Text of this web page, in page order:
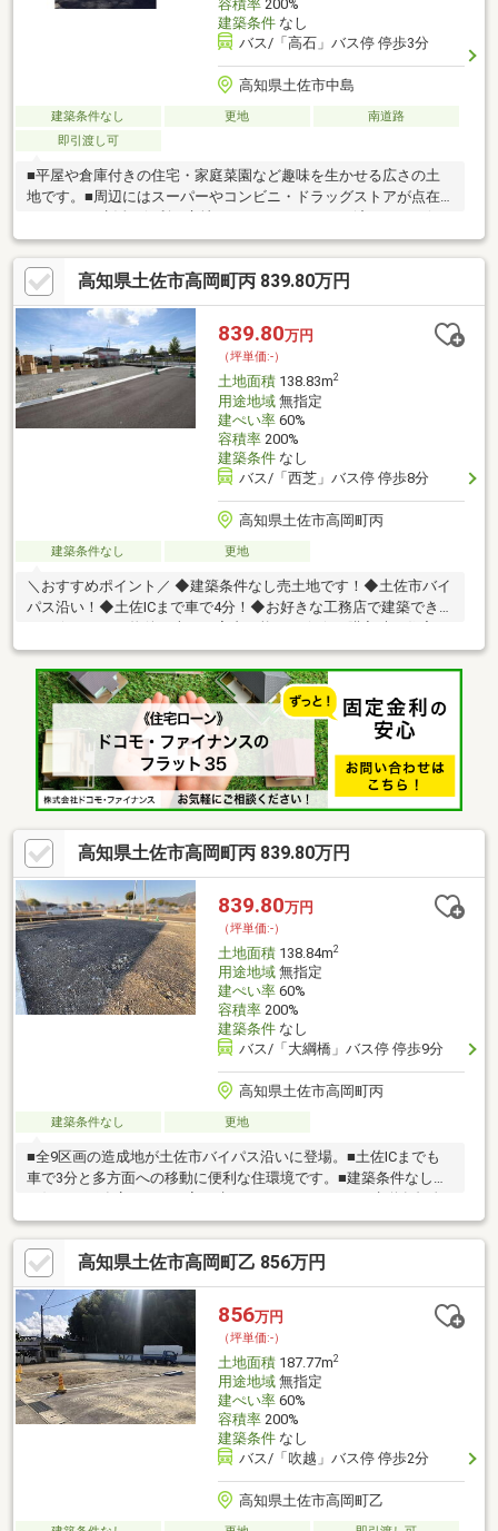
容積率200%
建築条件なし
バス/「高石」バス停 停歩3分
高知県土佐市中島
建築条件なし 更地
南道路
即引渡し可
■平屋や倉庫付きの住宅・家庭菜園など趣味を生かせる広さの土
地です。■周辺にはスーパーやコンビニ・ドラッグストアが点在
ットバック部分は土佐市に寄付済み)
高知県土佐市高岡町丙 839.80万円
839.80万円
（坪単価:-）
土地面積138.83m2
用途地域無指定
建ぺい率60%
容積率200%
建築条件なし
バス/「西芝」バス停 停歩8分
高知県土佐市高岡町丙
建築条件なし 更地
＼おすすめポイント／ ◆建築条件なし売土地です！◆土佐市バイ
パス沿い！◆土佐ICまで車で4分！◆お好きな工務店で建築できま
す！☆こちらの物件は本日ご案内可能です☆☆ご購入時の住宅ロ
ーン相談も無料で承ります♪物件が気になったらお好きなタイミン
グでお気軽にお問い合わせください！資料請求フォームからは24
時間受付中☆ おうちと皆様のご縁を結ぶことが私たちの使命で
す。 皆様にお会いできますことを、心よりお待ち申し上げてお
ります 土地購入をお考えの方に好条件の売地が多数あります。
高知県土佐市高岡町丙 839.80万円
839.80万円
（坪単価:-）
土地面積138.84m2
用途地域無指定
建ぺい率60%
容積率200%
建築条件なし
バス/「大綱橋」バス停 停歩9分
高知県土佐市高岡町丙
建築条件なし 更地
■全9区画の造成地が土佐市バイパス沿いに登場。■土佐ICまでも
車で3分と多方面への移動に便利な住環境です。■建築条件なし！
268081円+水道引き込み代11万円別途必要です。
高知県土佐市高岡町乙 856万円
856万円
（坪単価:-）
土地面積187.77m2
用途地域無指定
建ぺい率60%
容積率200%
建築条件なし
バス/「吹越」バス停 停歩2分
高知県土佐市高岡町乙